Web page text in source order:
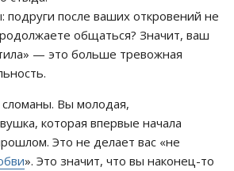
подруги после ваших откровений не
общаться? Значит, ваш
— это больше тревожная
Вы молодая,
которая впервые начала
Это не делает вас «не
». Это значит, что вы наконец-то